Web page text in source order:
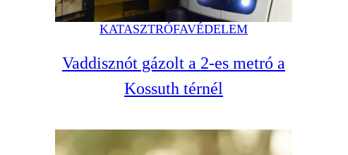
KATASZTRÓFAVÉDELEM
Vaddisznót gázolt a 2-es metró a
Kossuth térnél